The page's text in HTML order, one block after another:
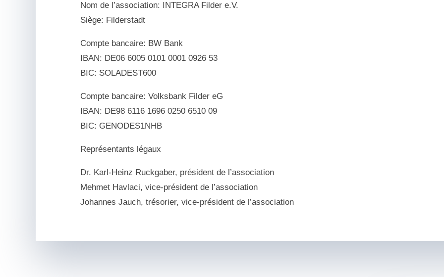
Nom de l’association: INTEGRA Filder e.V.
Siège: Filderstadt
Compte bancaire: BW Bank
IBAN: DE06 6005 0101 0001 0926 53
BIC: SOLADEST600
Compte bancaire: Volksbank Filder eG
IBAN: DE98 6116 1696 0250 6510 09
BIC: GENODES1NHB
Représentants légaux
Dr. Karl-Heinz Ruckgaber, président de l’association
Mehmet Havlaci, vice-président de l’association
Johannes Jauch, trésorier, vice-président de l’association